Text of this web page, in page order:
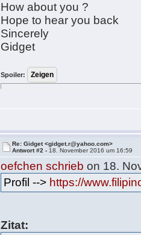
How about you ?
Hope to hear you back
Sincerely
Gidget
Spoiler:
Re: Gidget <gidget.r@yahoo.com>
Antwort #2 - 18. November 2016 um 16:59
oefchen schrieb on 18.
Profil --> https://
Zitat: